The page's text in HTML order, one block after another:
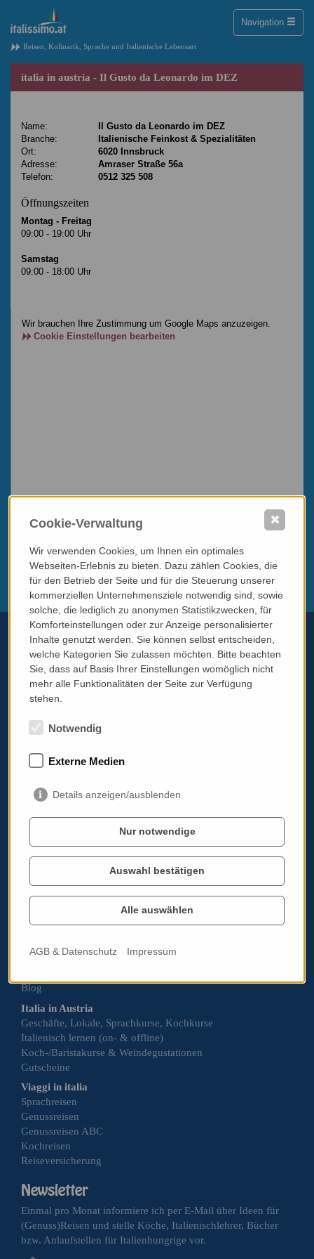
Reisen, Kulinarik, Sprache und Italienische Lebensart
Navigation Toggle
italia in austria - Il Gusto da Leonardo im DEZ
Name:
Il Gusto da Leonardo im DEZ
Branche:
Italienische Feinkost & Spezialitäten
Ort:
6020 Innsbruck
Adresse:
Amraser Straße 56a
Telefon:
0512 325 508
Öffnungszeiten
Montag - Freitag
09:00 - 19:00 Uhr
Samstag
09:00 - 18:00 Uhr
Wir brauchen Ihre Zustimmung um Google Maps anzuzeigen.
Cookie Einstellungen bearbeiten
Telefon:+43 699 11784690
Email: info@italissimo.at
italissimo.at
3400 Klosterneuburg
AGB & Datenschutz
Werben auf italissimo.at
Cookie Einstellungen bearbeiten
Eventkalender
Blog
Italia in Austria
Geschäfte, Lokale, Sprachkurse, Kochkurse
Italienisch lernen (on- & offline)
Koch-/Baristakurse & Weindegustationen
Gutscheine
Viaggi in italia
Sprachreisen
Genussreisen
Genussreisen ABC
Kochreisen
Reiseversicherung
Einmal pro Monat informiere ich per E-Mail über Ideen für
(Genuss)Reisen und stelle Köche, Italienischlehrer, Bücher
bzw. Anlaufstellen für Italienhungrige vor.
Cookie-Verwaltung
Wir verwenden Cookies, um Ihnen ein optimales
Webseiten-Erlebnis zu bieten. Dazu zählen Cookies, die
für den Betrieb der Seite und für die Steuerung unserer
kommerziellen Unternehmensziele notwendig sind, sowie
solche, die lediglich zu anonymen Statistikzwecken, für
Komforteinstellungen oder zur Anzeige personalisierter
Inhalte genutzt werden. Sie können selbst entscheiden,
welche Kategorien Sie zulassen möchten. Bitte beachten
Sie, dass auf Basis Ihrer Einstellungen womöglich nicht
mehr alle Funktionalitäten der Seite zur Verfügung
stehen.
Notwendig
Externe Medien
Details anzeigen/ausblenden
Nur notwendige
Auswahl bestätigen
Alle auswählen
AGB & Datenschutz Impressum
✖